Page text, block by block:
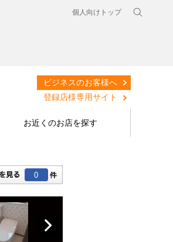
個人向けトップ
ビジネスのお客様へ
登録店様専用サイト
お近くのお店を探す
0